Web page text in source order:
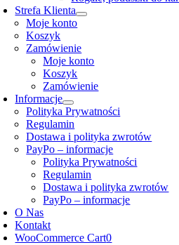
Strefa Klienta
Moje konto
Koszyk
Zamówienie
Moje konto
Koszyk
Zamówienie
Informacje
Polityka Prywatności
Regulamin
Dostawa i polityka zwrotów
PayPo – informacje
Polityka Prywatności
Regulamin
Dostawa i polityka zwrotów
PayPo – informacje
O Nas
Kontakt
WooCommerce Cart0